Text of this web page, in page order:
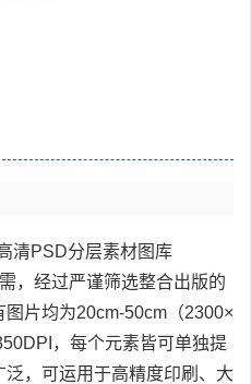
清PSD分层素材图库
，经过严谨筛选整合出版的
片均为20cm-50cm（2300×
，每个元素皆可单独提
，可运用于高精度印刷、大